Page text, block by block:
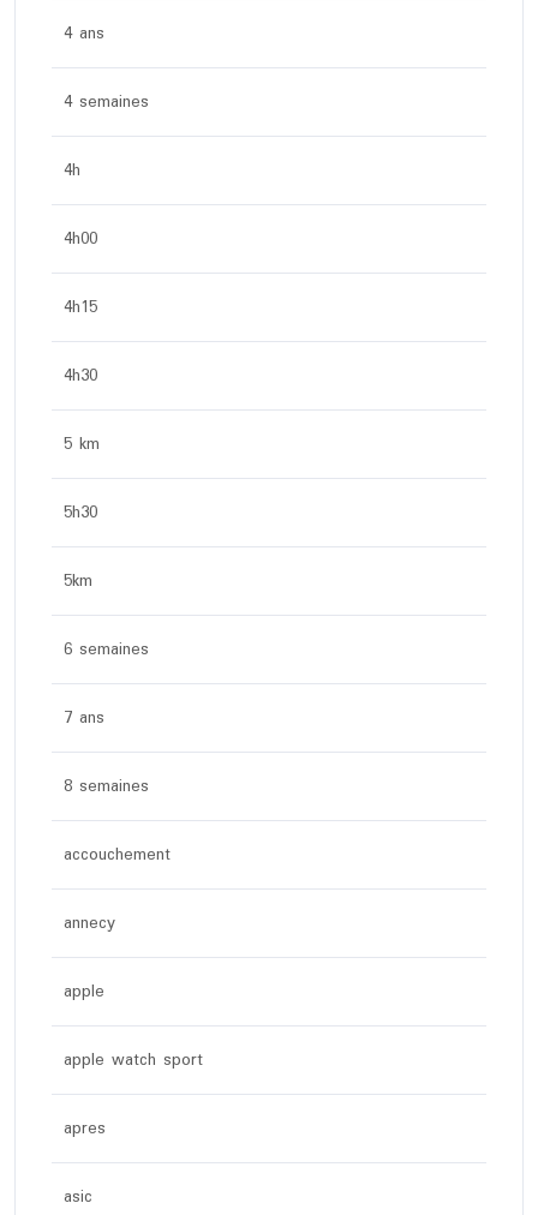
4 ans
4 semaines
4h
4h00
4h15
4h30
5 km
5h30
5km
6 semaines
7 ans
8 semaines
accouchement
annecy
apple
apple watch sport
apres
asic